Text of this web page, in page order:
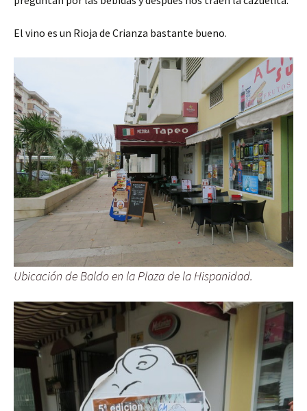
El vino es un Rioja de Crianza bastante bueno.
Ubicación de Baldo en la Plaza de la Hispanidad.